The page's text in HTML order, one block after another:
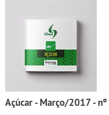
Açúcar - Março/2017 -